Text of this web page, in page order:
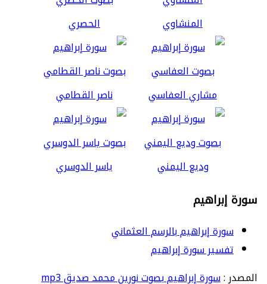
المنشاوي الحصري
مشاري العفاسي ناصر القطامي
وديع اليمني ياسر الدوسري
سورة إبراهيم
سورة إبراهيم بالرسم العثماني
تفسير سورة إبراهيم
المصدر :سورة إبراهيم بصوت نورين محمد صديق mp3